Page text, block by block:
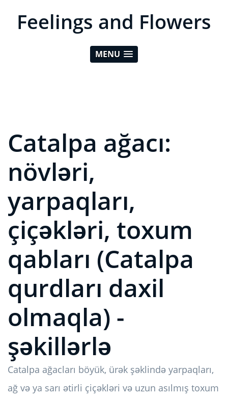
Feelings and Flowers
MENU
Catalpa ağacı:
növləri,
yarpaqları,
çiçəkləri, toxum
qabları (Catalpa
qurdları daxil
olmaqla) -
şəkillərlə
Catalpa ağacları böyük, ürək şəklində yarpaqları,
ağ və ya sarı ətirli çiçəkləri və uzun asılmış toxum